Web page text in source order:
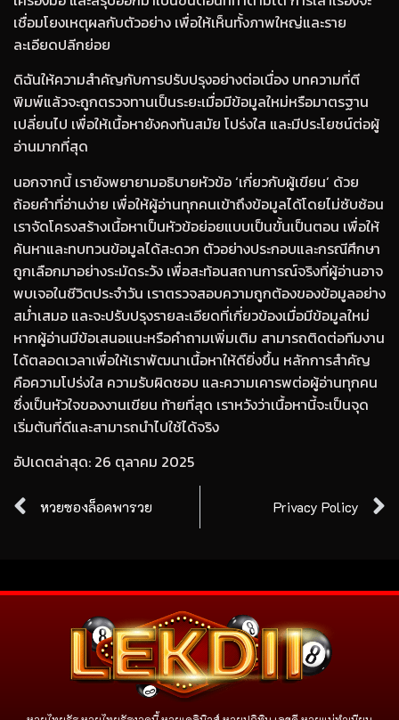
เชื่อมโยงเหตุผลกับตัวอย่าง เพื่อให้เห็นทั้งภาพใหญ่และราย
ละเอียดปลีกย่อย
ดิฉันให้ความสำคัญกับการปรับปรุงอย่างต่อเนื่อง บทความที่ตี
พิมพ์แล้วจะถูกตรวจทานเป็นระยะเมื่อมีข้อมูลใหม่หรือมาตรฐาน
เปลี่ยนไป เพื่อให้เนื้อหายังคงทันสมัย โปร่งใส และมีประโยชน์ต่อผู้
อ่านมากที่สุด
นอกจากนี้ เรายังพยายามอธิบายหัวข้อ ‘เกี่ยวกับผู้เขียน’ ด้วย
ถ้อยคำที่อ่านง่าย เพื่อให้ผู้อ่านทุกคนเข้าถึงข้อมูลได้โดยไม่ซับซ้อน
เราจัดโครงสร้างเนื้อหาเป็นหัวข้อย่อยแบบเป็นขั้นเป็นตอน เพื่อให้
ค้นหาและทบทวนข้อมูลได้สะดวก ตัวอย่างประกอบและกรณีศึกษา
ถูกเลือกมาอย่างระมัดระวัง เพื่อสะท้อนสถานการณ์จริงที่ผู้อ่านอาจ
พบเจอในชีวิตประจำวัน เราตรวจสอบความถูกต้องของข้อมูลอย่าง
สม่ำเสมอ และจะปรับปรุงรายละเอียดที่เกี่ยวข้องเมื่อมีข้อมูลใหม่
หากผู้อ่านมีข้อเสนอแนะหรือคำถามเพิ่มเติม สามารถติดต่อทีมงาน
ได้ตลอดเวลาเพื่อให้เราพัฒนาเนื้อหาให้ดียิ่งขึ้น หลักการสำคัญ
คือความโปร่งใส ความรับผิดชอบ และความเคารพต่อผู้อ่านทุกคน
ซึ่งเป็นหัวใจของงานเขียน ท้ายที่สุด เราหวังว่าเนื้อหานี้จะเป็นจุด
เริ่มต้นที่ดีและสามารถนำไปใช้ได้จริง
อัปเดตล่าสุด: 26 ตุลาคม 2025
หวยซองล็อคพารวย Privacy Policy